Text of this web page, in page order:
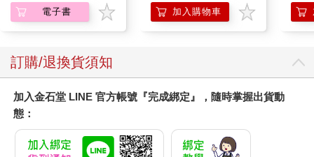
電子書 加入購物車
訂購/退換貨須知
加入金石堂 LINE 官方帳號『完成綁定』，隨時掌握出貨動
態：